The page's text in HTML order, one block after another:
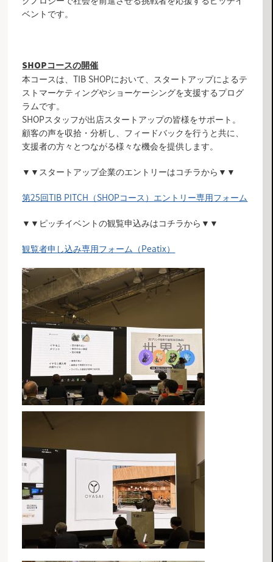
ベントです。
SHOPコースの開催
本コースは、TIB SHOPにおいて、スタートアップによるテ
ストマーケティングやショーケーシングを支援するプログ
ラムです。
SHOPスタッフが出店スタートアップの皆様をサポート。
顧客の声を収拾・分析し、フィードバックを行うと共に、
支援者の方々とつながる様々な機会を提供します。
▼▼スタートアップ企業のエントリーはコチラから▼▼
第25回TIB PITCH（SHOPコース）エントリー専用フォーム
▼▼ピッチイベントの観覧申込みはコチラから▼▼
観覧者申し込み専用フォーム（Peatix）